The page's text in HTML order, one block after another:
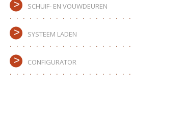
SCHUIF- EN VOUWDEUREN
SYSTEEM LADEN
CONFIGURATOR